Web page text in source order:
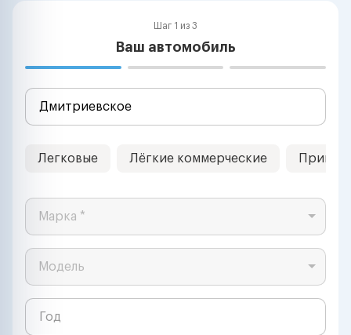
Шаг 1 из 3
Ваш автомобиль
Легковые Лёгкие коммерческие
Марка *
Модель